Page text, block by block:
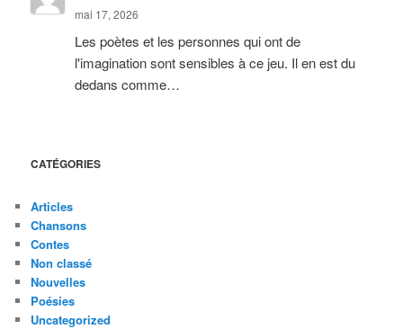
mai 17, 2026
Les poètes et les personnes qui ont de
l'imagination sont sensibles à ce jeu. Il en est du
dedans comme…
CATÉGORIES
Articles
Chansons
Contes
Non classé
Nouvelles
Poésies
Uncategorized